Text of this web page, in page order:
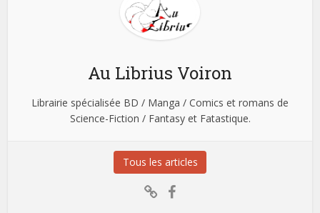
Au Librius Voiron
Librairie spécialisée BD / Manga / Comics et romans de
Science-Fiction / Fantasy et Fatastique.
Tous les articles